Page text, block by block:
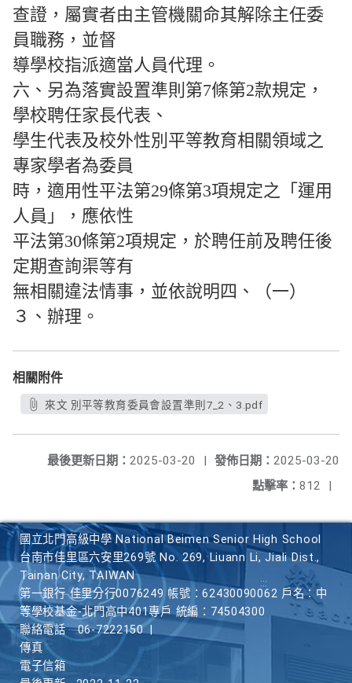
查證，屬實者由主管機關命其解除主任委
員職務，並督
導學校指派適當人員代理。
六、另為落實設置準則第7條第2款規定，
學校聘任家長代表、
學生代表及校外性別平等教育相關領域之
專家學者為委員
時，適用性平法第29條第3項規定之「運用
人員」，應依性
平法第30條第2項規定，於聘任前及聘任後
定期查詢渠等有
無相關違法情事，並依說明四、（一）
３、辦理。
相關附件
來文 別平等教育委員會設置準則7_2、3.pdf
發佈日期： 2025-03-20
最後更新日期： 2025-03-20
|
點擊率： 812 |
國立北門高級中學 National Beimen Senior High School
台南市佳里區六安里269號 No. 269, Liuann Li, Jiali Dist.,
Tainan City, TAIWAN
第一銀行 佳里分行0076249 帳號：62430090062 戶名：中
等學校基金-北門高中401專戶 統編：74504300
聯絡電話
06-7222150
傳真
電子信箱